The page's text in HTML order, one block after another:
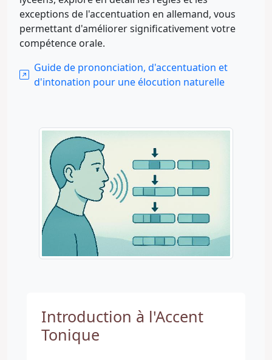
exceptions de l'accentuation en allemand, vous
permettant d'améliorer significativement votre
compétence orale.
Guide de prononciation, d'accentuation et
d'intonation pour une élocution naturelle
Introduction à l'Accent
Tonique